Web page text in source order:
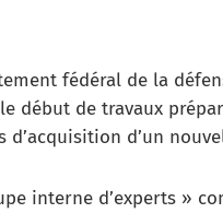
fédéral de la
début de travaux
d’acquisition d’un
interne d’experts »